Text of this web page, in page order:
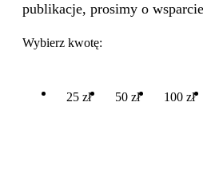
publikacje, prosimy o
Wybierz kwotę:
25 zł 50 zł 100 zł